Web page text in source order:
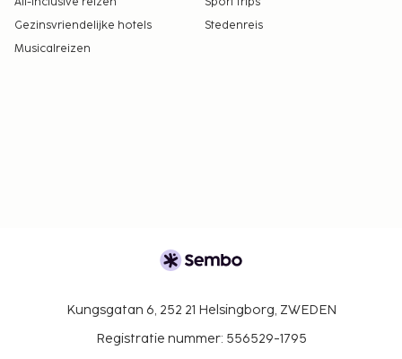
Gezinsvriendelijke hotels
Stedenreis
Musicalreizen
Kungsgatan 6, 252 21 Helsingborg, ZWEDEN
Registratie nummer: 556529-1795